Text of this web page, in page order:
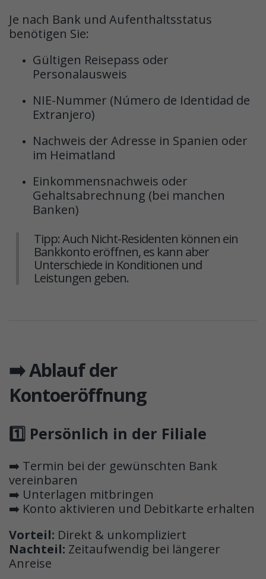
Je nach Bank und Aufenthaltsstatus
benötigen Sie:
Gültigen Reisepass oder
Personalausweis
NIE-Nummer (Número de Identidad de
Extranjero)
Nachweis der Adresse in Spanien oder
im Heimatland
Einkommensnachweis oder
Gehaltsabrechnung (bei manchen
Banken)
Tipp: Auch Nicht-Residenten können ein
Bankkonto eröffnen, es kann aber
Unterschiede in Konditionen und
Leistungen geben.
➡️ Ablauf der
Kontoeröffnung
1️⃣ Persönlich in der Filiale
➡️ Termin bei der gewünschten Bank
vereinbaren
➡️ Unterlagen mitbringen
➡️ Konto aktivieren und Debitkarte erhalten
Vorteil: Direkt & unkompliziert
Nachteil: Zeitaufwendig bei längerer
Anreise